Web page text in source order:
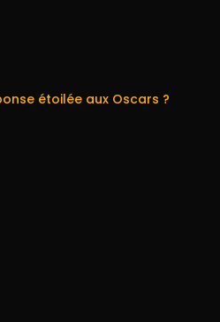
étoilée aux Oscars ?